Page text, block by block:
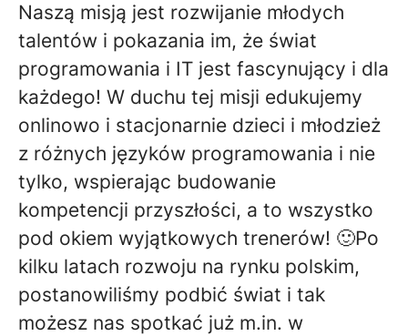
Naszą misją jest rozwijanie młodych
talentów i pokazania im, że świat
programowania i IT jest fascynujący i dla
każdego! W duchu tej misji edukujemy
onlinowo i stacjonarnie dzieci i młodzież
z różnych języków programowania i nie
tylko, wspierając budowanie
kompetencji przyszłości, a to wszystko
pod okiem wyjątkowych trenerów! 🙂Po
kilku latach rozwoju na rynku polskim,
postanowiliśmy podbić świat i tak
możesz nas spotkać już m.in. w